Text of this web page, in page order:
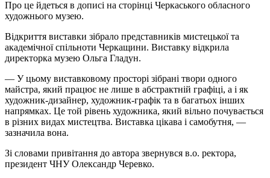
Про це йдеться в дописі на сторінці Черкаського обласного
художнього музею.
Відкриття виставки зібрало представників мистецької та
академічної спільноти Черкащини. Виставку відкрила
директорка музею Ольга Гладун.
— У цьому виставковому просторі зібрані твори одного
майстра, який працює не лише в абстрактній графіці, а і як
художник-дизайнер, художник-графік та в багатьох інших
напрямках. Це той рівень художника, який вільно почувається
в різних видах мистецтва. Виставка цікава і самобутня, —
зазначила вона.
Зі словами привітання до автора звернувся в.о. ректора,
президент ЧНУ Олександр Черевко.